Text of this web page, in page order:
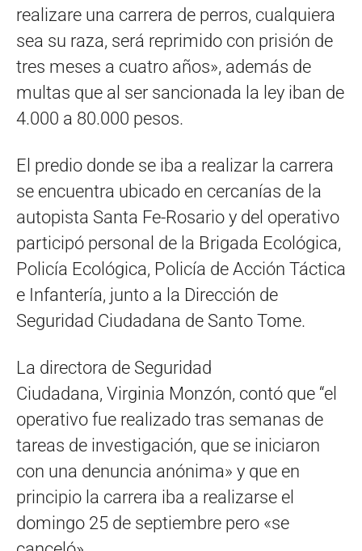
realizare una carrera de perros, cualquiera
sea su raza, será reprimido con prisión de
tres meses a cuatro años», además de
multas que al ser sancionada la ley iban de
4.000 a 80.000 pesos.
El predio donde se iba a realizar la carrera
se encuentra ubicado en cercanías de la
autopista Santa Fe-Rosario y del operativo
participó personal de la Brigada Ecológica,
Policía Ecológica, Policía de Acción Táctica
e Infantería, junto a la Dirección de
Seguridad Ciudadana de Santo Tome.
La directora de Seguridad
Ciudadana, Virginia Monzón, contó que “el
operativo fue realizado tras semanas de
tareas de investigación, que se iniciaron
con una denuncia anónima» y que en
principio la carrera iba a realizarse el
domingo 25 de septiembre pero «se